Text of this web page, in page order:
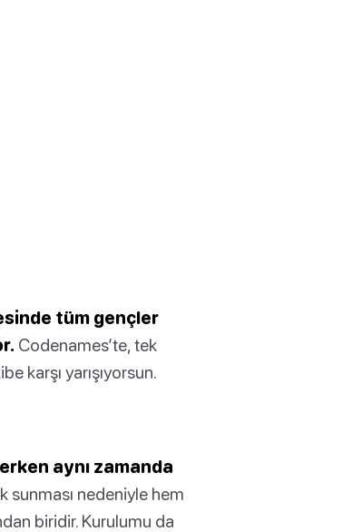
tüm gençler
Codenames’te, tek
karşı yarışıyorsun.
aynı zamanda
sunması nedeniyle hem
biridir. Kurulumu da